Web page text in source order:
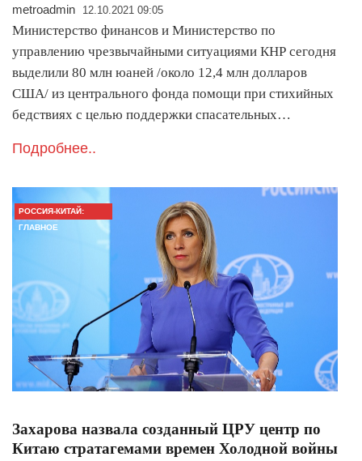
metroadmin 12.10.2021 09:05
Министерство финансов и Министерство по
управлению чрезвычайными ситуациями КНР сегодня
выделили 80 млн юаней /около 12,4 млн долларов
США/ из центрального фонда помощи при стихийных
бедствиях с целью поддержки спасательных…
Подробнее..
РОССИЯ-КИТАЙ:
ГЛАВНОЕ
Захарова назвала созданный ЦРУ центр по
Китаю стратагемами времен Холодной войны